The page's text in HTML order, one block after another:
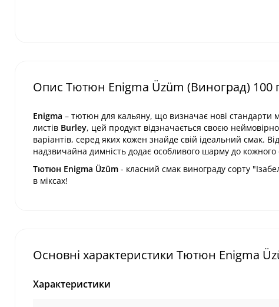
Опис Тютюн Enigma Üzüm (Виноград) 100
Enigma – тютюн для кальяну, що визначає нові стандарти
листів Burley, цей продукт відзначається своєю
варіантів, серед яких кожен знайде свій ідеальний смак.
надзвичайна димність додає особливого шарму до кожного
Тютюн Enigma Üzüm - класний смак винограду сорту
в міксах!
Основні характеристики Тютюн Enigma
Характеристики